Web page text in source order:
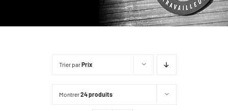
LES DEALS DE YOURI
Trier parPrix
Montrer24 produits